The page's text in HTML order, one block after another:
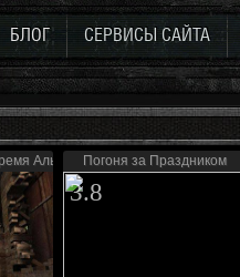
БЛОГ СЕРВИСЫ САЙТА
АльянсаПогоня за Праздником
3.8